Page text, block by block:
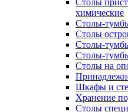
Столы
химические
Столы-
Столы
Столы-
Столы-
Столы на
Шкафы и
Хранение
Столы